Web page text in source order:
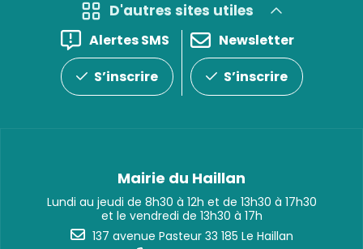
D'autres sites utiles
Alertes SMS
S’inscrire
Newsletter
S’inscrire
Mairie du Haillan
Lundi au jeudi de 8h30 à 12h et de 13h30 à 17h30
et le vendredi de 13h30 à 17h
137 avenue Pasteur 33 185 Le Haillan